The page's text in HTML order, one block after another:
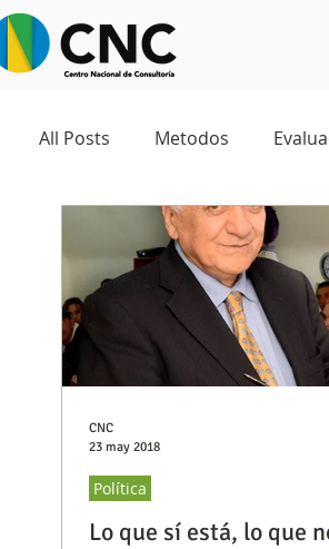
All Posts Metodos
Observatorios sociales
Predicciones y tendencias
Ecommerce
Lo que sí está, lo que
Política
CNC
23 may 2018